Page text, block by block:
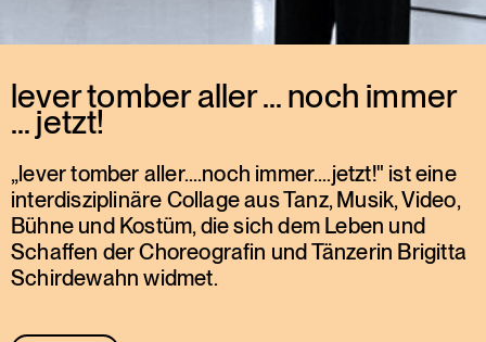
lever tomber aller … noch immer
… jetzt!
„lever tomber aller….noch immer….jetzt!" ist eine
interdisziplinäre Collage aus Tanz, Musik, Video,
Bühne und Kostüm, die sich dem Leben und
Schaffen der Choreografin und Tänzerin Brigitta
Schirdewahn widmet.